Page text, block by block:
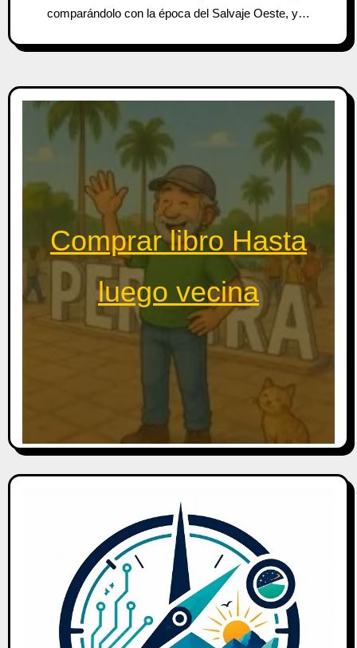
comparándolo con la época del Salvaje Oeste, y…
Comprar libro Hasta
luego vecina